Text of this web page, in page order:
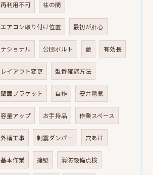
再利用不可 柱の間
エアコン取り付け位置 最初が肝心
ナショナル 公団ボルト 蓋 有効長
レイアウト変更 型番確認方法
壁面ブラケット 自作 安井電気
容量アップ お手持品 作業スペース
外構工事 制震ダンパー 穴あけ
基本作業 擁壁 消防設備点検